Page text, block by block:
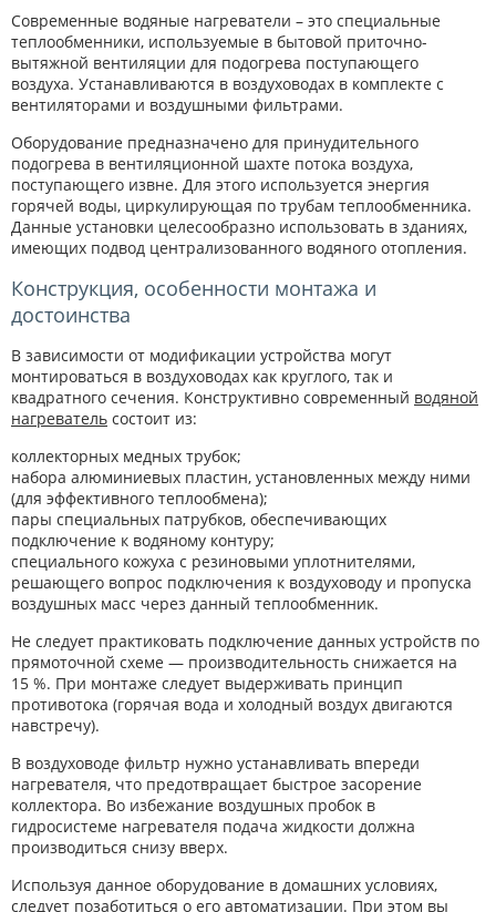
Современные водяные нагреватели – это специальные
теплообменники, используемые в бытовой приточно-
вытяжной вентиляции для подогрева поступающего
воздуха. Устанавливаются в воздуховодах в комплекте с
вентиляторами и воздушными фильтрами.
Оборудование предназначено для принудительного
подогрева в вентиляционной шахте потока воздуха,
поступающего извне. Для этого используется энергия
горячей воды, циркулирующая по трубам теплообменника.
Данные установки целесообразно использовать в зданиях,
имеющих подвод централизованного водяного отопления.
Конструкция, особенности монтажа и
достоинства
В зависимости от модификации устройства могут
монтироваться в воздуховодах как круглого, так и
квадратного сечения. Конструктивно современный водяной
нагреватель состоит из:
коллекторных медных трубок;
набора алюминиевых пластин, установленных между ними
(для эффективного теплообмена);
пары специальных патрубков, обеспечивающих
подключение к водяному контуру;
специального кожуха с резиновыми уплотнителями,
решающего вопрос подключения к воздуховоду и пропуска
воздушных масс через данный теплообменник.
Не следует практиковать подключение данных устройств по
прямоточной схеме — производительность снижается на
15 %. При монтаже следует выдерживать принцип
противотока (горячая вода и холодный воздух двигаются
навстречу).
В воздуховоде фильтр нужно устанавливать впереди
нагревателя, что предотвращает быстрое засорение
коллектора. Во избежание воздушных пробок в
гидросистеме нагревателя подача жидкости должна
производиться снизу вверх.
Используя данное оборудование в домашних условиях,
следует позаботиться о его автоматизации. При этом вы